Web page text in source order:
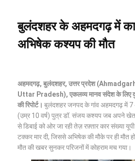
बुलंदशहर के अहमदगढ़ में
अभिषेक कश्यप की मौत
अहमदगढ़, बुलंदशहर, उत्तर प्रदेश
Uttar Pradesh), एकलव्य मानव संदेश के लिए
की रिपोर्ट। बुलंदशहर जनपद के गांव अहमदगढ़ में
(उम्र 10 वर्ष) पुत्र डॉ. संजय कश्यप जब अपने खेत
से डिबाई को ओर जा रही तेज़ रफ़्तार कार संख्या
टक्कर मार दी, जिससे अभिषेक की मौके पर ही मौत
मौत की खबर सुनकर परिजनों में कोहराम मच गया।